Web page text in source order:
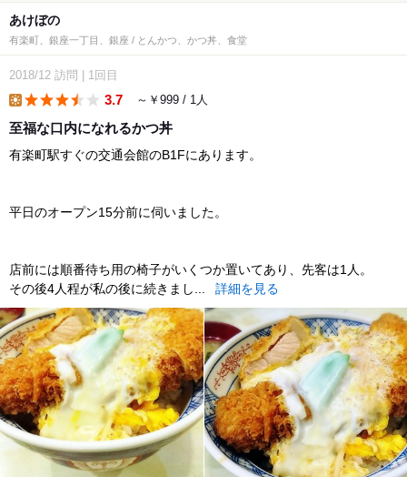
あけぼの
有楽町、銀座一丁目、銀座 / とんかつ、かつ丼、食堂
2018/12 訪問 1回目
3.7 ～￥999 / 1人
至福な口内になれるかつ丼
有楽町駅すぐの交通会館のB1Fにあります。
平日のオープン15分前に伺いました。
店前には順番待ち用の椅子がいくつか置いてあり、先客は1人。
その後4人程が私の後に続きまし...
詳細を見る